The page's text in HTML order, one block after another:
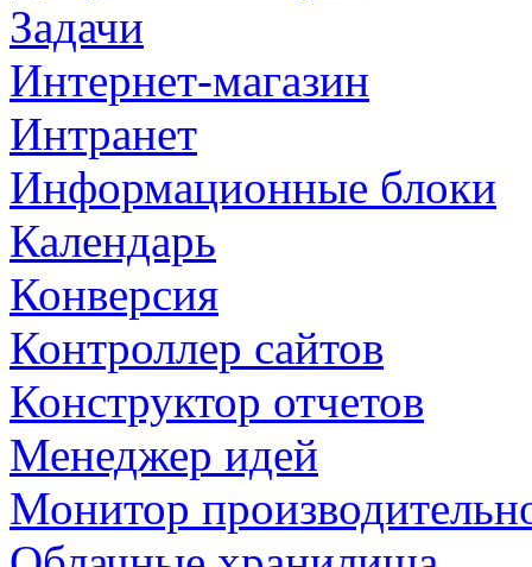
Задачи
Интернет-магазин
Интранет
Информационные блоки
Календарь
Конверсия
Контроллер сайтов
Конструктор отчетов
Менеджер идей
Монитор